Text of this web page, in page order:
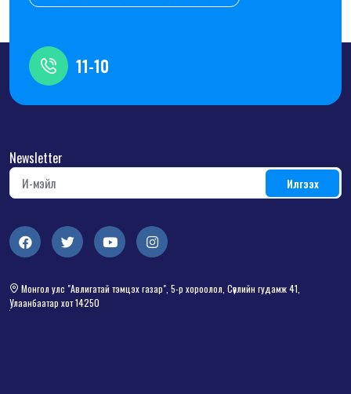
11-10
Newsletter
Монгол улс "Авлигатай тэмцэх газар", 5-р хороолол, Сөүлийн гудамж 41,
Улаанбаатар хот 14250